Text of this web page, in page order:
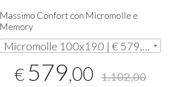
Massimo Confort con Micromolle e
Memory
Micromolle 100x190 | € 579,00
€ 579,00 1.102,00